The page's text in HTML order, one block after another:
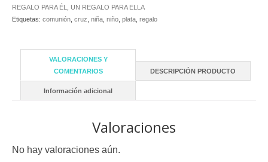
REGALO PARA ÉL
UN REGALO PARA ELLA
Etiquetas: comunión cruz niña niño plata regalo
VALORACIONES Y
COMENTARIOS
DESCRIPCIÓN PRODUCTO
Información adicional
Valoraciones
No hay valoraciones aún.